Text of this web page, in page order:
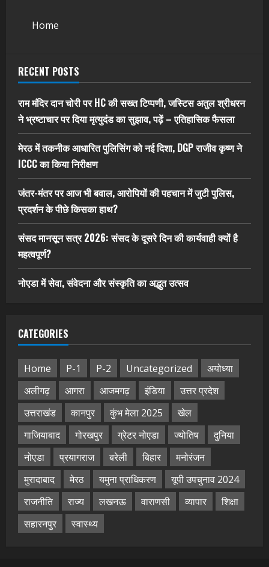
Home
RECENT POSTS
राम मंदिर दान चोरी पर HC की सख्त टिप्पणी, जस्टिस अतुल श्रीधरन
ने भ्रष्टाचार पर द‍िया मृत्युदंड का सुझाव, पढ़ें – एत‍िहास‍िक फैसला
मेरठ में तकनीक आधारित पुलिसिंग को नई दिशा, DGP राजीव कृष्ण ने
ICCC का किया निरीक्षण
जंतर-मंतर पर आज भी बवाल, आरोपियों की पहचान में जुटी पुलिस,
प्रदर्शन के पीछे किसका हाथ?
संसद मानसून सत्र 2026: संसद के दूसरे दिन की कार्यवाही क्यों है
महत्वपूर्ण?
नोएडा में सेवा, संवेदना और संस्कृति का अद्भुत उत्सव
CATEGORIES
Home P-1 P-2 Uncategorized
अयोध्या
अलीगढ़
आगरा आजमगढ़ इंडिया
उत्तर प्रदेश
उत्तराखंड
कानपुर कुंभ मेला 2025
खेल
गाजियाबाद
गोरखपुर ग्रेटर नोएडा ज्योतिष
दुनिया
नोएडा
प्रयागराज बरेली बिहार
मनोरंजन
मुरादाबाद
मेरठ यमुना प्राधिकरण
यूपी उपचुनाव 2024
राजनीति
राज्य लखनऊ वाराणसी व्यापार
शिक्षा
सहारनपुर
स्वास्थ्य